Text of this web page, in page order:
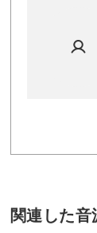
関連した音